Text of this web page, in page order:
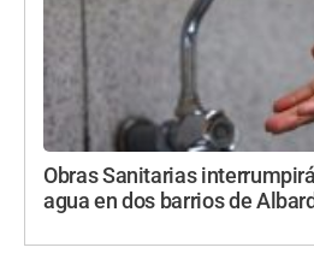
Obras Sanitarias
agua en dos barrios de